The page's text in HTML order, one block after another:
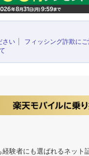
さい
フィッシング詐欺に
験者にも選ばれるネッ